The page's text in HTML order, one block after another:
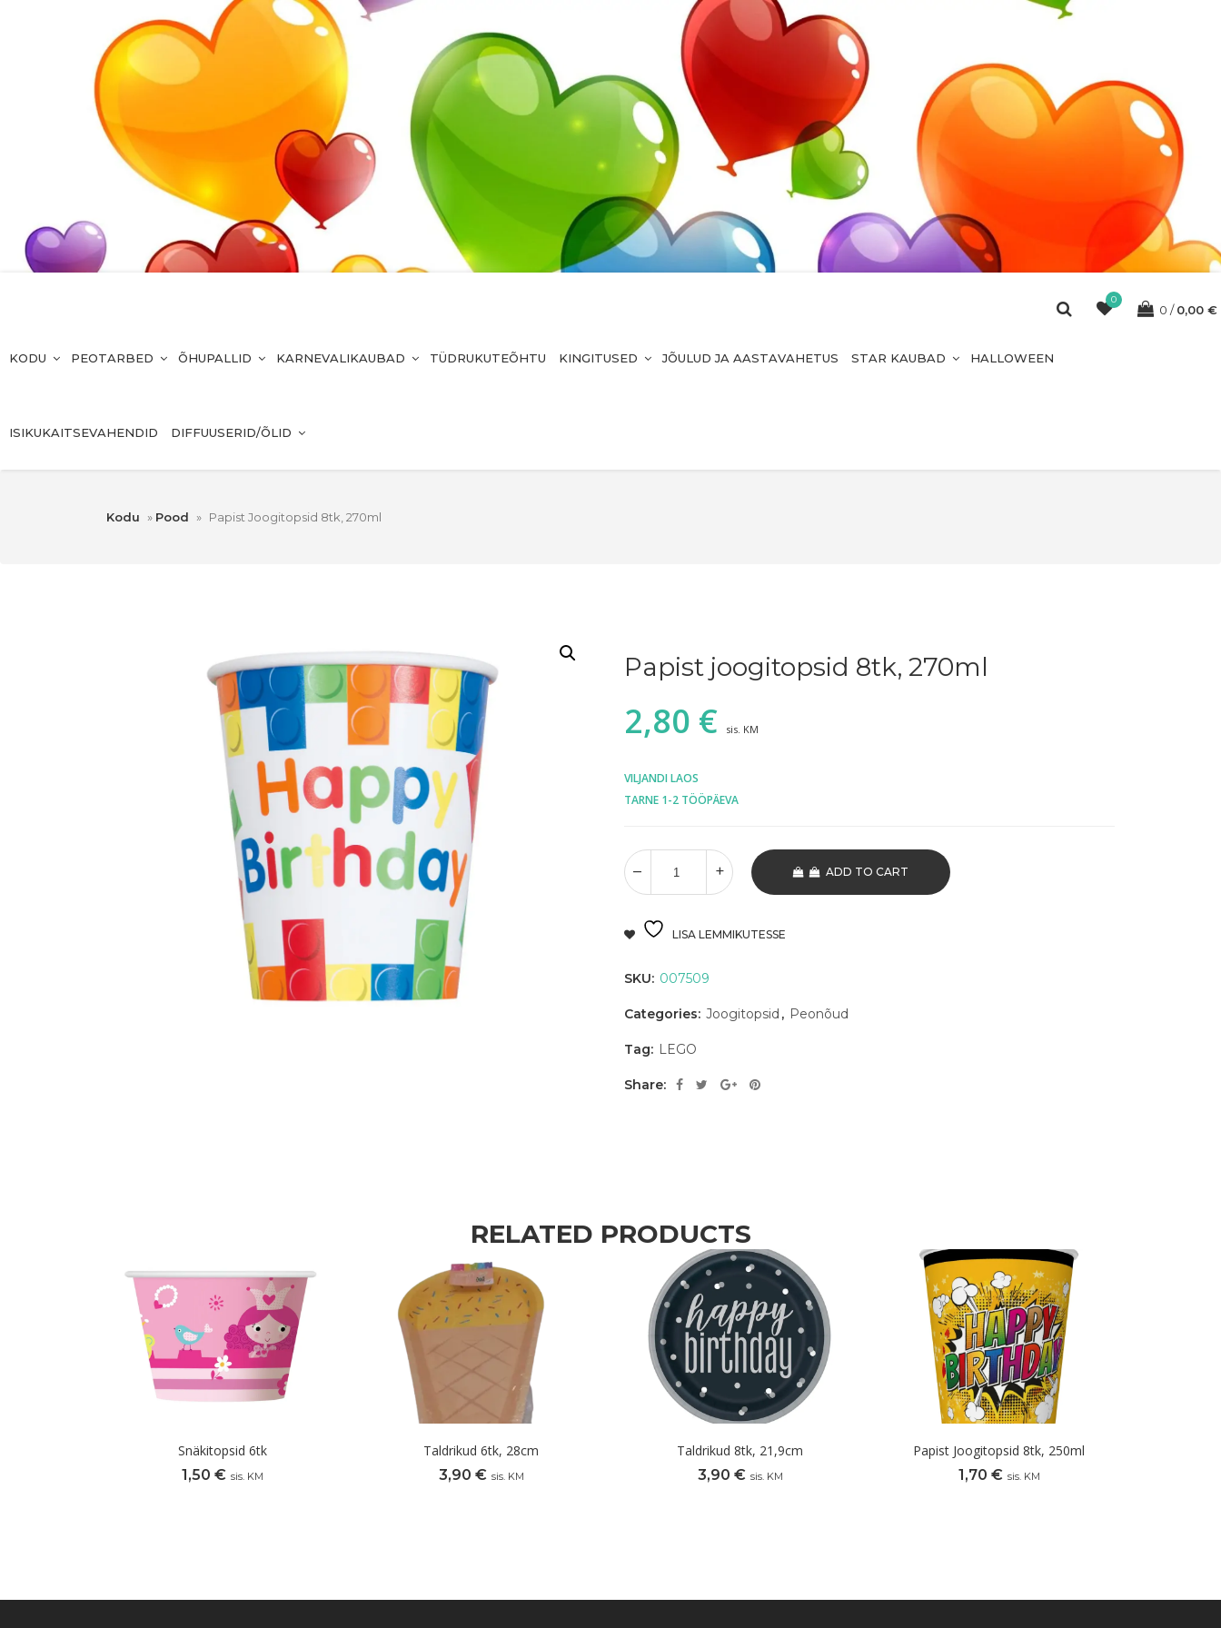
0
0 0,00 €
KODU PEOTARBED ÕHUPALLID KARNEVALIKAUBAD TÜDRUKUTEÕHTU KINGITUSED JÕULUD JA AASTAVAHETUS STAR KAUBAD HALLOWEEN
ISIKUKAITSEVAHENDID DIFFUUSERID/ÕLID
Kodu » Pood » Papist Joogitopsid 8tk, 270ml
Papist joogitopsid 8tk, 270ml
2,80 € sis. KM
VILJANDI LAOS
TARNE 1-2 TÖÖPÄEVA
ADD TO CART
LISA LEMMIKUTESSE
SKU: 007509
Categories: Joogitopsid , Peonõud
Tag: LEGO
Share:
RELATED PRODUCTS
Snäkitopsid 6tk
1,50 € sis. KM
Taldrikud 6tk, 28cm
3,90 € sis. KM
Taldrikud 8tk, 21,9cm
3,90 € sis. KM
Papist Joogitopsid 8tk, 250ml
1,70 € sis. KM